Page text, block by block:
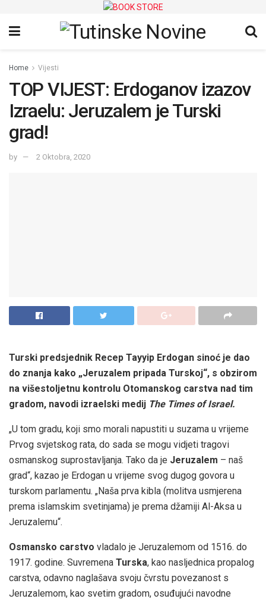
Home Vijesti
TOP VIJEST: Erdoganov izazov
Izraelu: Jeruzalem je Turski
grad!
by 2 Oktobra, 2020
Turski predsjednik Recep Tayyip Erdogan sinoć je dao
do znanja kako „Jeruzalem pripada Turskoj“, s obzirom
na višestoljetnu kontrolu Otomanskog carstva nad tim
gradom, navodi izraelski medij The Times of Israel.
„U tom gradu, koji smo morali napustiti u suzama u vrijeme
Prvog svjetskog rata, do sada se mogu vidjeti tragovi
osmanskog suprostavljanja. Tako da je Jeruzalem – naš
grad“, kazao je Erdogan u vrijeme svog dugog govora u
turskom parlamentu. „Naša prva kibla (molitva usmjerena
prema islamskim svetinjama) je prema džamiji Al-Aksa u
Jeruzalemu“.
Osmansko carstvo vladalo je Jeruzalemom od 1516. do
1917. godine. Suvremena Turska, kao nasljednica propalog
carstva, odavno naglašava svoju čvrstu povezanost s
Jeruzalemom, kao svetim gradom, osuđujući navodne